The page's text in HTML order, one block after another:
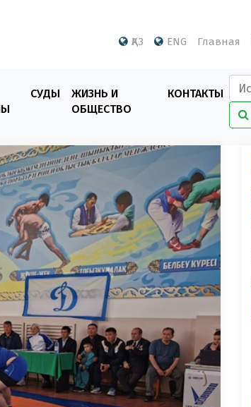
ҚАЗ ENG Главная
СУДЫ
ЖИЗНЬ И
ОБЩЕСТВО
КОНТАКТЫ